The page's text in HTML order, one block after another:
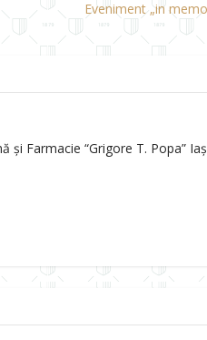
Eveniment „in
Farmacie “Grigore T. Popa”